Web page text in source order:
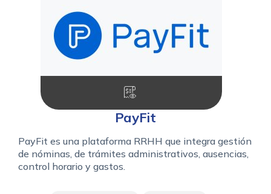
PayFit
PayFit es una plataforma RRHH que integra gestión
de nóminas, de trámites administrativos, ausencias,
control horario y gastos.